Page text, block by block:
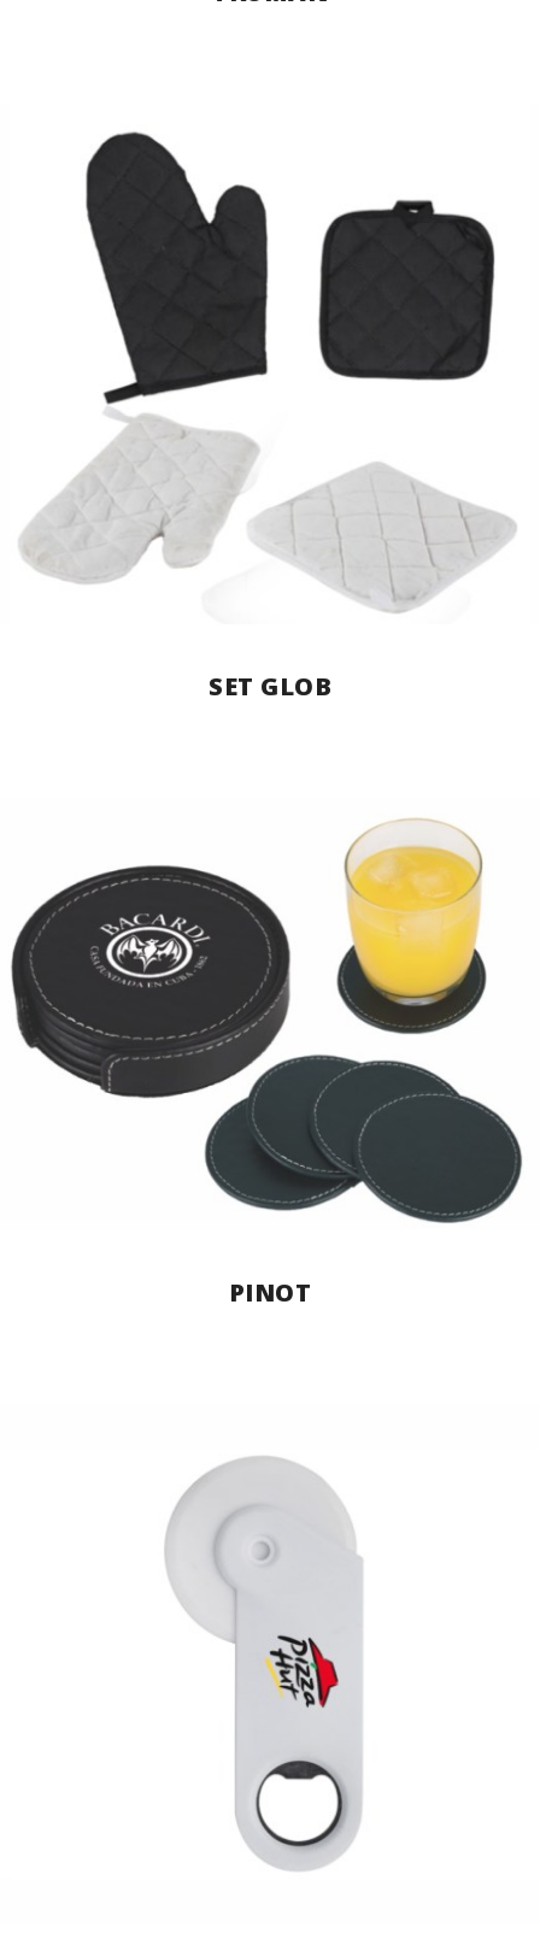
SET GLOB
PINOT